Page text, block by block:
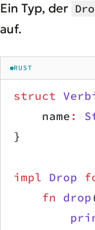
Ein Typ, der
auf.
RUST
struct
    name
:
}
impl Drop
    fn
drop